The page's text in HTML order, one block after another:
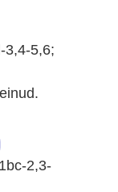
3,4-5,6;
2,3-